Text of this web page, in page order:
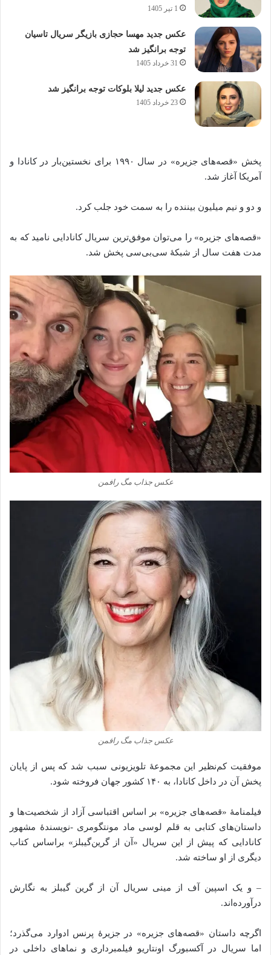
1 تیر 1405
عکس جدید مهسا حجازی بازیگر سریال تاسیان
توجه برانگیز شد
31 خرداد 1405
عکس جدید لیلا بلوکات توجه برانگیز شد
23 خرداد 1405
پخش «قصه‌های جزیره» در سال ۱۹۹۰ برای نخستین‌بار در کانادا و
آمریکا آغاز شد.
و دو و نیم میلیون بیننده را به سمت خود جلب کرد.
«قصه‌های جزیره» را می‌توان موفق‌ترین سریال کانادایی نامید که به
مدت هفت سال از شبکهٔ سی‌بی‌سی پخش شد.
عکس جذاب مگ رافمن
عکس جذاب مگ رافمن
موفقیت کم‌نظیر این مجموعهٔ تلویزیونی سبب شد که پس از پایان
پخش آن در داخل کانادا، به ۱۴۰ کشور جهان فروخته شود.
فیلمنامهٔ «قصه‌های جزیره» بر اساس اقتباسی آزاد از شخصیت‌ها و
داستان‌های کتابی به قلم لوسی ماد مونتگومری -نویسندهٔ مشهور
کانادایی که پیش از این سریال «آن از گرین‌گیبلز» براساس کتاب
دیگری از او ساخته شد.
– و یک اسپین آف از مینی سریال آن از گرین گیبلز به نگارش
درآورده‌اند.
اگرچه داستان «قصه‌های جزیره» در جزیرهٔ پرنس ادوارد می‌گذرد؛
اما سریال در آکسبورگ اونتاریو فیلمبرداری و نماهای داخلی در